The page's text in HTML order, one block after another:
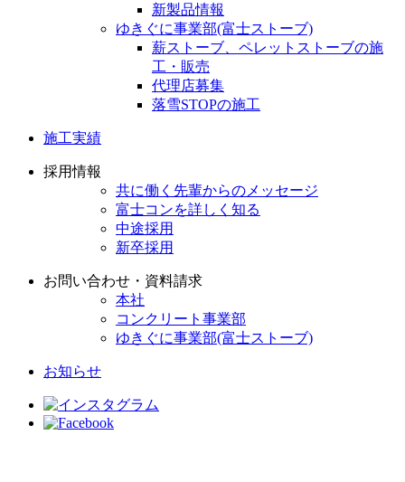
新製品情報
ゆきぐに事業部(富士ストーブ)
薪ストーブ、ペレットストーブの施
工・販売
代理店募集
落雪STOPの施工
施工実績
採用情報
共に働く先輩からのメッセージ
富士コンを詳しく知る
中途採用
新卒採用
お問い合わせ・資料請求
本社
コンクリート事業部
ゆきぐに事業部(富士ストーブ)
お知らせ